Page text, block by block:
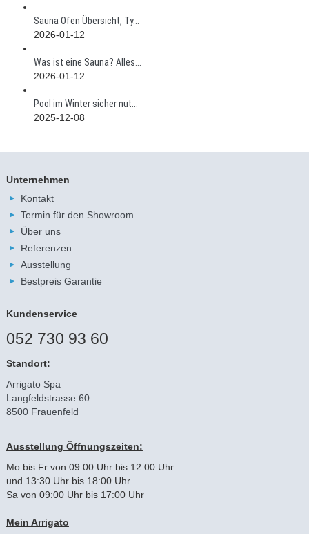
Sauna Ofen Übersicht, Ty...
2026-01-12
Was ist eine Sauna? Alles...
2026-01-12
Pool im Winter sicher nut...
2025-12-08
Unternehmen
Kontakt
Termin für den Showroom
Über uns
Referenzen
Ausstellung
Bestpreis Garantie
Kundenservice
052 730 93 60
Standort:
Arrigato Spa
Langfeldstrasse 60
8500 Frauenfeld
Ausstellung Öffnungszeiten:
Mo bis Fr von 09:00 Uhr bis 12:00 Uhr
und 13:30 Uhr bis 18:00 Uhr
Sa von 09:00 Uhr bis 17:00 Uhr
Mein Arrigato